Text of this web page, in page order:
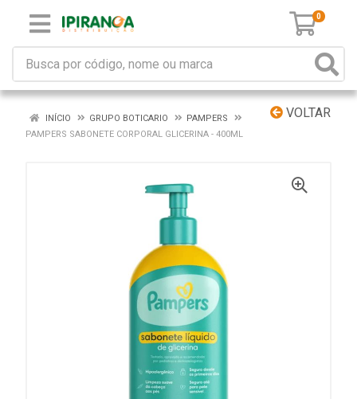
0
VOLTAR
INÍCIO GRUPO BOTICARIO
PAMPERS
PAMPERS SABONETE CORPORAL GLICERINA - 400ML